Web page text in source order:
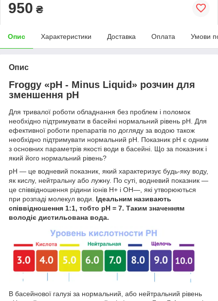
950 ₴
Опис Характеристики Доставка Оплата Умови
Опис
Froggy «рН - Minus Liquid» розчин для
зменшення pH
Для тривалої роботи обладнання без проблем і поломок
необхідно підтримувати в басейні нормальний рівень pH. Для
ефективної роботи препаратів по догляду за водою також
необхідно підтримувати нормальний pH. Показник рН є одним
з основних параметрів якості води в басейні. Що за показник і
який його нормальний рівень?
pH — це водневий показник, який характеризує будь-яку воду,
як кислу, нейтральну або лужну. По суті, водневий показник —
це співвідношення рідини іонів H+ і OH—, які утворюються
при розпаді молекул води. Ідеальним називають
співвідношення 1:1, тобто pH = 7. Таким значенням
володіє дистильована вода.
В басейнової галузі за нормальний, або нейтральний рівень